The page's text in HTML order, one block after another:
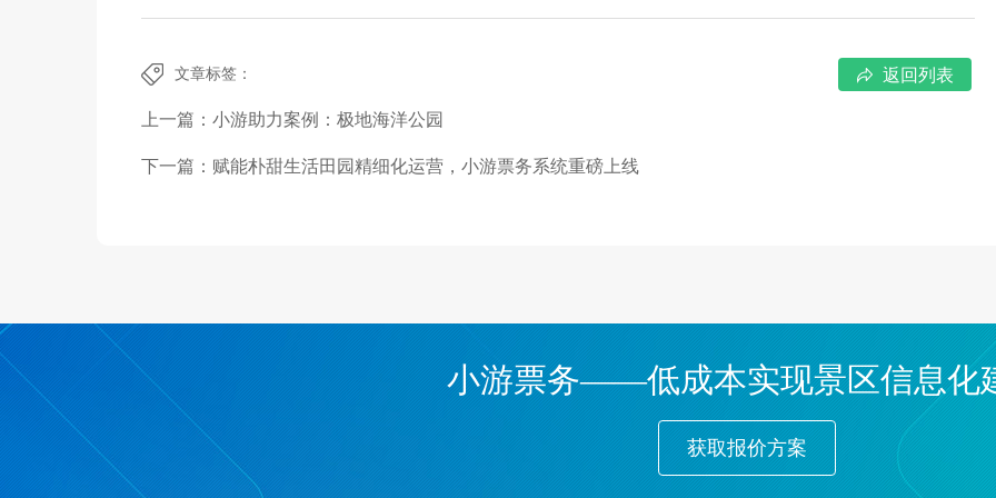
文章标签： 返回列表
上一篇： 小游助力案例：极地海洋公园
下一篇： 赋能朴甜生活田园精细化运营，小游票务系统重磅上线
小游票务——低成本实现景区信息化
获取报价方案